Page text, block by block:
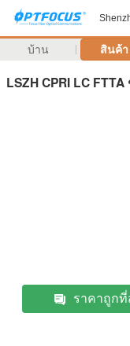
บ้าน สินค้า
LSZH CPRI LC
ราคาถูก